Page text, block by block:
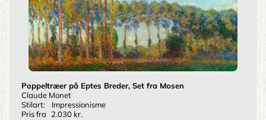
Poppeltræer på Eptes Breder, Set fra Mosen
Claude Monet
Stilart:
Impressionisme
Pris fra
2.030 kr.